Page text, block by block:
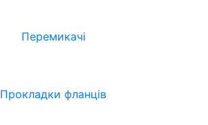
Перемикачі
Прокладки фланців